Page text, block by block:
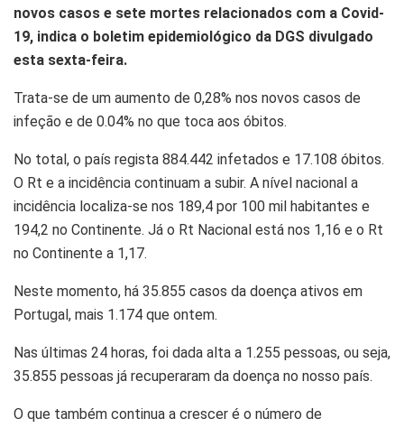
novos casos e sete mortes relacionados com a Covid-
19, indica o boletim epidemiológico da DGS divulgado
esta sexta-feira.
Trata-se de um aumento de 0,28% nos novos casos de
infeção e de 0.04% no que toca aos óbitos.
No total, o país regista 884.442 infetados e 17.108 óbitos.
O Rt e a incidência continuam a subir. A nível nacional a
incidência localiza-se nos 189,4 por 100 mil habitantes e
194,2 no Continente. Já o Rt Nacional está nos 1,16 e o Rt
no Continente a 1,17.
Neste momento, há 35.855 casos da doença ativos em
Portugal, mais 1.174 que ontem.
Nas últimas 24 horas, foi dada alta a 1.255 pessoas, ou seja,
35.855 pessoas já recuperaram da doença no nosso país.
O que também continua a crescer é o número de